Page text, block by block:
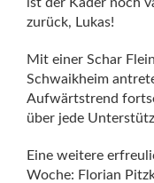
zurück, Lukas!
Mit einer Schar
Schwaikheim
Aufwärtstrend
über jede
Eine weitere
Woche: Florian